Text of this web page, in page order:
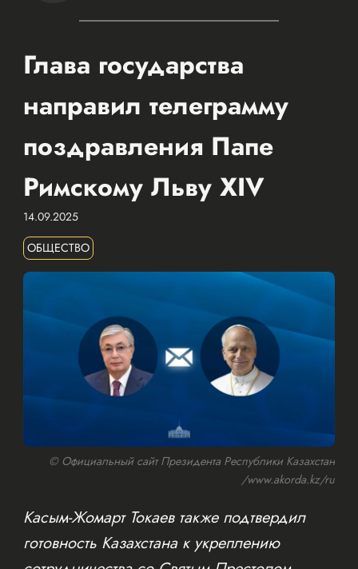
Глава государства
направил телеграмму
поздравления Папе
Римскому Льву XIV
14.09.2025
ОБЩЕСТВО
© Официальный сайт Президента Республики Казахстан
/www.akorda.kz/ru
Касым-Жомарт Токаев также подтвердил
готовность Казахстана к укреплению